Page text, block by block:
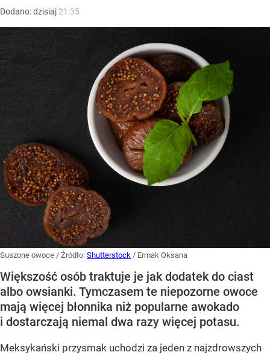
Dodano:dzisiaj 21:35
Suszone owoce / Źródło: Shutterstock / Ermak Oksana
Większość osób traktuje je jak dodatek do ciast
albo owsianki. Tymczasem te niepozorne owoce
mają więcej błonnika niż popularne awokado
i dostarczają niemal dwa razy więcej potasu.
Meksykański przysmak uchodzi za jeden z najzdrowszych